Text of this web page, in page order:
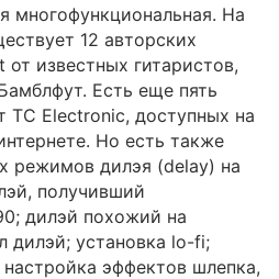
многофункциональная. На
12 авторских
от известных гитаристов,
Есть еще пять
TC Electronic, доступных на
Но есть также
режимов дилэя (delay) на
получивший
дилэй похожий на
дилэй; установка lo-fi;
эффектов шлепка,